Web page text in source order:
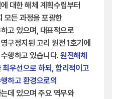
대한 해체 계획수립부터
모든 과정을 포괄한
고 있으며, 대표적으로
구정지된 고리 원전 1호기에
행하고 있습니다.원전해체
우선으로 하되, 합리적이고
하고 환경으로의
데 있으며 주요 역무와